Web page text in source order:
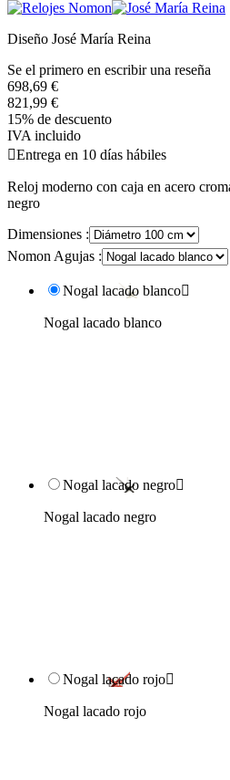
Diseño José María Reina
Se el primero en escribir una reseña
698,69 €
821,99 €
15% de descuento
IVA incluido
Entrega en 10 días hábiles
Reloj moderno con caja en acero
negro
Dimensiones :
Nomon Agujas :
Nogal lacado blanco
Nogal lacado blanco
Nogal lacado negro
Nogal lacado negro
Nogal lacado rojo
Nogal lacado rojo